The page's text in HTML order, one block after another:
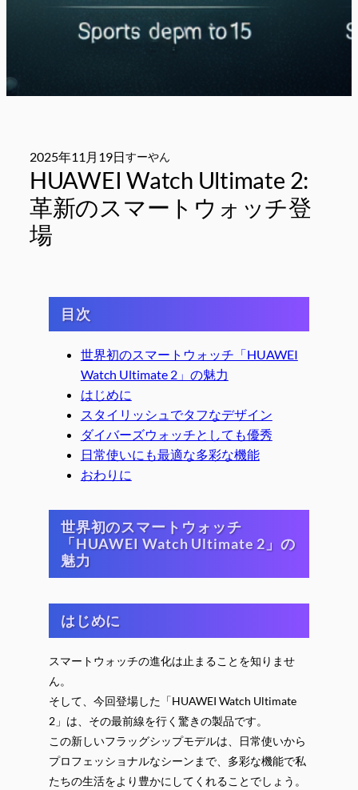
2025年11月19日すーやん
HUAWEI Watch Ultimate 2:
革新のスマートウォッチ登
場
目次
世界初のスマートウォッチ「HUAWEI
Watch Ultimate 2」の魅力
はじめに
スタイリッシュでタフなデザイン
ダイバーズウォッチとしても優秀
日常使いにも最適な多彩な機能
おわりに
世界初のスマートウォッチ
「HUAWEI Watch Ultimate 2」の
魅力
はじめに
スマートウォッチの進化は止まることを知りませ
ん。
そして、今回登場した「HUAWEI Watch Ultimate
2」は、その最前線を行く驚きの製品です。
この新しいフラッグシップモデルは、日常使いから
プロフェッショナルなシーンまで、多彩な機能で私
たちの生活をより豊かにしてくれることでしょう。